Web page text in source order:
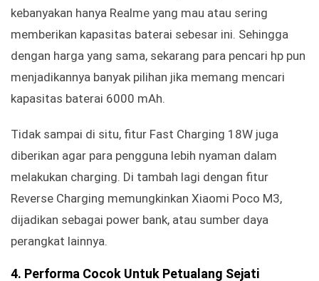
kebanyakan hanya Realme yang mau atau sering
memberikan kapasitas baterai sebesar ini. Sehingga
dengan harga yang sama, sekarang para pencari hp pun
menjadikannya banyak pilihan jika memang mencari
kapasitas baterai 6000 mAh.
Tidak sampai di situ, fitur Fast Charging 18W juga
diberikan agar para pengguna lebih nyaman dalam
melakukan charging. Di tambah lagi dengan fitur
Reverse Charging memungkinkan Xiaomi Poco M3,
dijadikan sebagai power bank, atau sumber daya
perangkat lainnya.
4. Performa Cocok Untuk Petualang Sejati